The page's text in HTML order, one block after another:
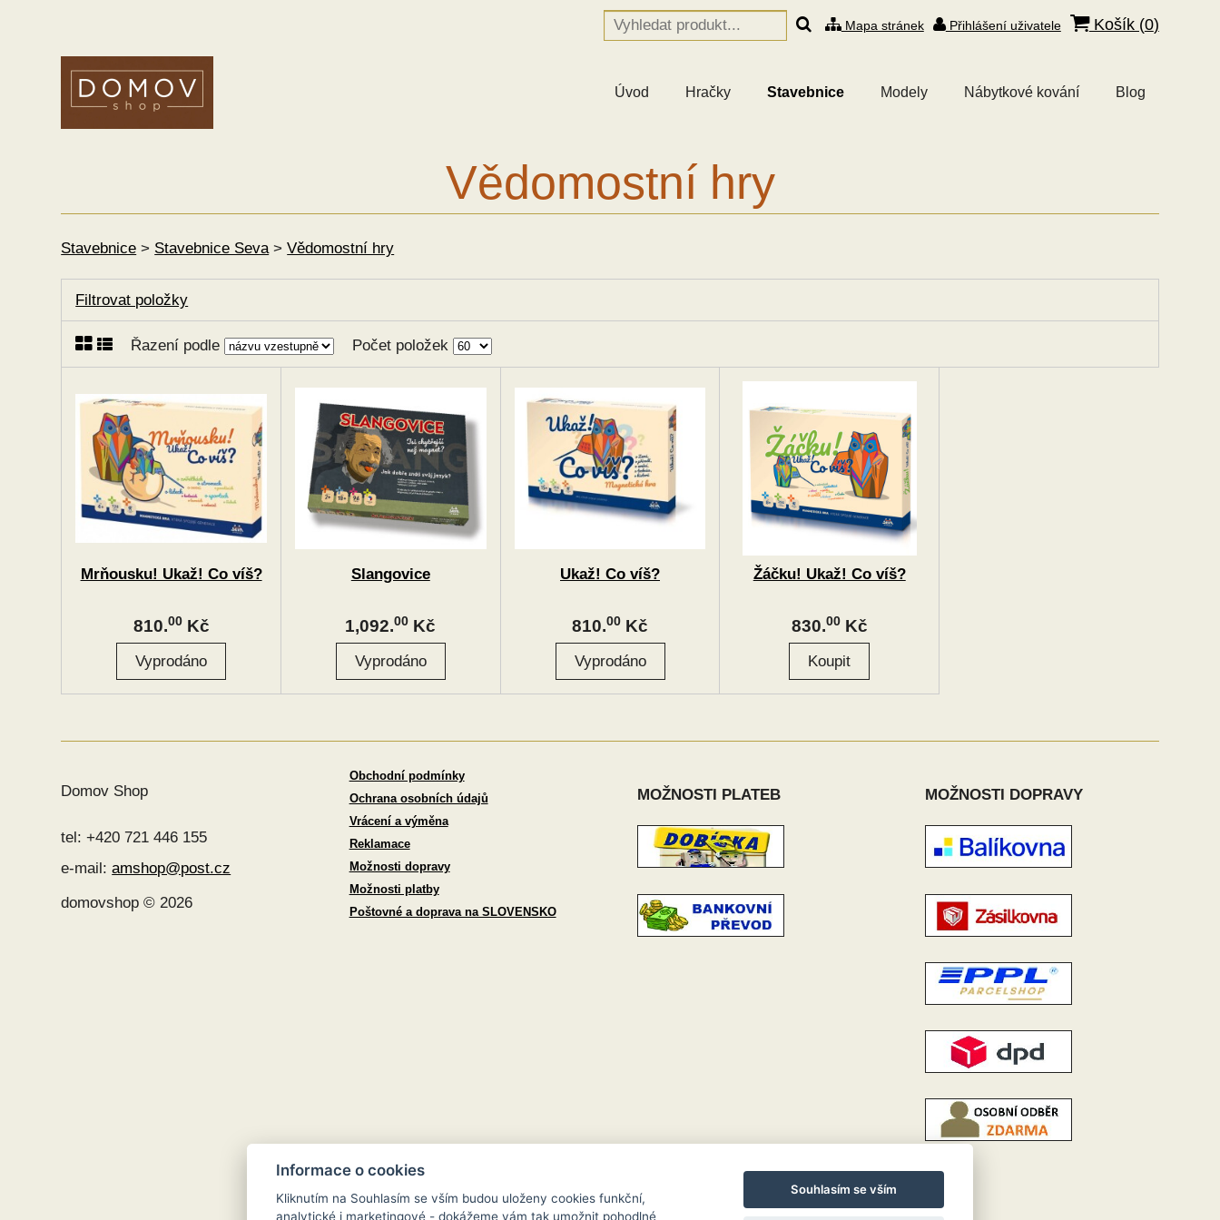
Mapa stránek Přihlášení uživatele Košík (0)
Úvod Hračky Stavebnice Modely Nábytkové kování Blog
Vědomostní hry
Stavebnice > Stavebnice Seva > Vědomostní hry
Filtrovat položky
Řazení podle Počet položek
Mrňousku! Ukaž! Co víš?
810.00Kč
Slangovice
1,092.00 Kč
Ukaž! Co víš?
810.00 Kč
Žáčku! Ukaž! Co víš?
830.00Kč
Domov Shop
tel: +420 721 446 155
e-mail:amshop@post.cz
domovshop © 2026
Obchodní podmínky
Ochrana osobních údajů
Vrácení a výměna
Reklamace
Možnosti dopravy
Možnosti platby
Poštovné a doprava na SLOVENSKO
MOŽNOSTI PLATEB MOŽNOSTI DOPRAVY
Informace o cookies
Kliknutím na Souhlasím se vším budou uloženy cookies funkční,
analytické i marketingové - dokážeme vám tak umožnit pohodlné
Souhlasím se vším